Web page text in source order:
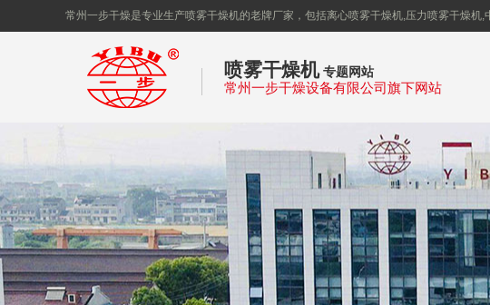
常州一步干燥是专业生产喷雾干燥机的老牌厂家，包括离心喷雾干燥机,压力喷雾干燥机,
州一步
干燥
喷雾干燥机专题网站
常州一步干燥设备有限公司旗下网站